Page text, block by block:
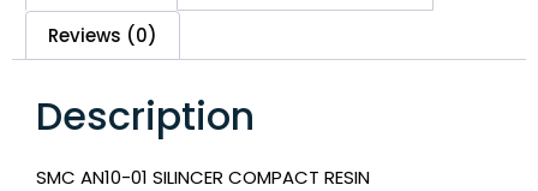
Reviews (0)
Description
SMC AN10-01 SILINCER COMPACT RESIN